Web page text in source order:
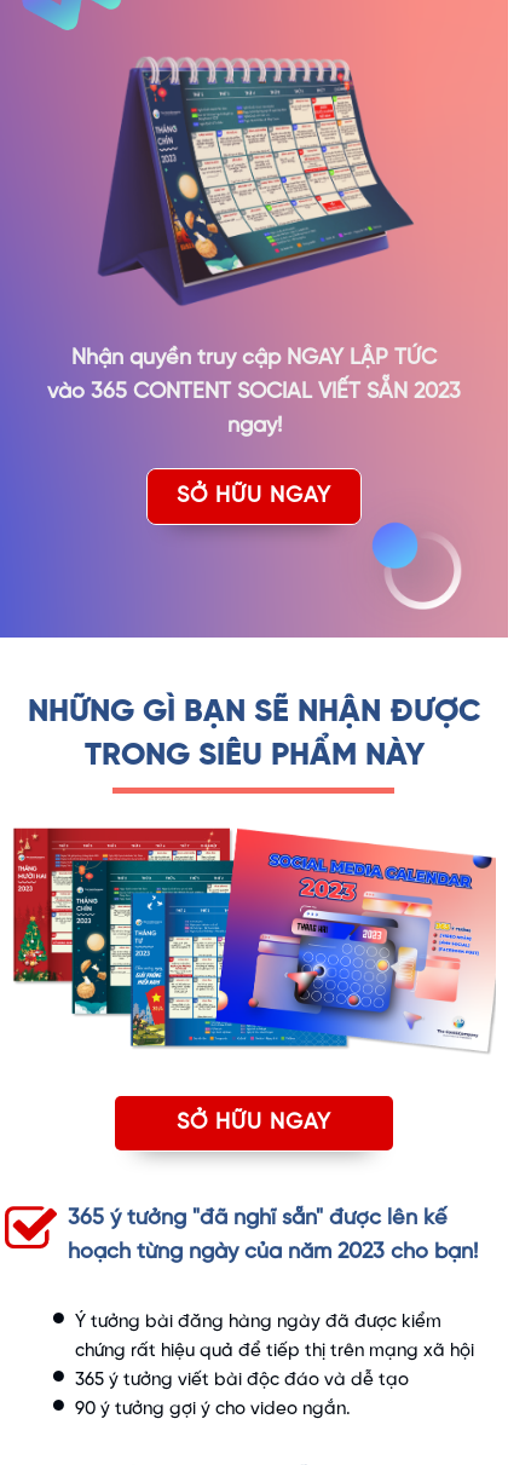
SỞ HỮU NGAY
Nhận quyền truy cập NGAY LẬP TỨC
vào 365 CONTENT SOCIAL VIẾT SẴN 2023
ngay!
NHỮNG GÌ BẠN SẼ NHẬN ĐƯỢC
TRONG SIÊU PHẨM NÀY
Ý tưởng bài đăng hàng ngày đã được kiểm
chứng rất hiệu quả để tiếp thị trên mạng xã hội
365 ý tưởng viết bài độc đáo và dễ tạo
90 ý tưởng gợi ý cho video ngắn.
365 ý tưởng "đã nghĩ sẵn" được lên kế
hoạch từng ngày của năm 2023 cho bạn!
SỞ HỮU NGAY